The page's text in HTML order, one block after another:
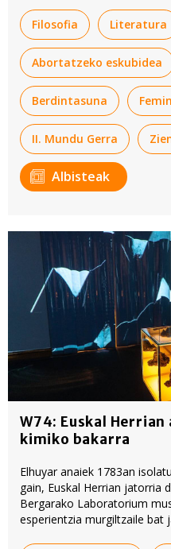
Filosofia Literatura
Abortatzeko eskubidea
Berdintasuna
II. Mundu Gerra
Albisteak
W74: Euskal
kimiko bakarra
Elhuyar anaiek 1783an
gain, Euskal Herrian jatorria
Bergarako Laboratorium
esperientzia murgiltzaile bat